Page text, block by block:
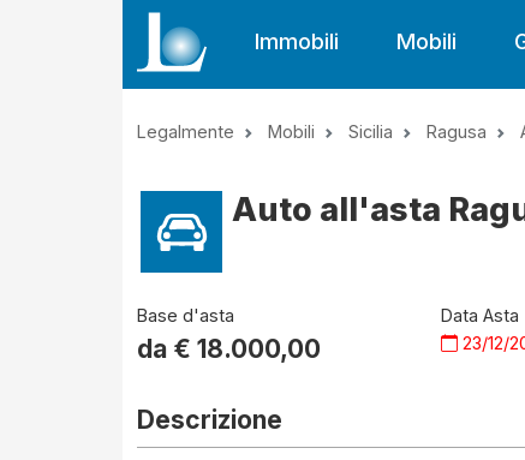
Immobili Mobili
Legalmente Mobili Sicilia Ragusa
Auto all'asta
Base d'asta
da € 18.000,00
Data Asta
23/12/
Descrizione